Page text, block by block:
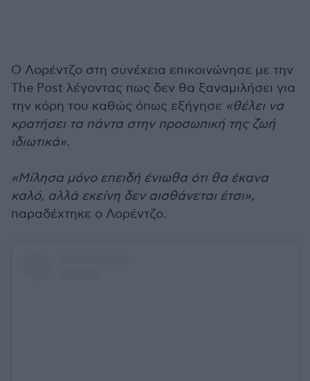
Ο Λορέντζο στη συνέχεια επικοινώνησε με την
The Post λέγοντας πως δεν θα ξαναμιλήσει για
την κόρη του καθώς όπως εξήγησε «θέλει να
κρατήσει τα πάντα στην προσωπική της ζωή
ιδιωτικά».
«Μίλησα μόνο επειδή ένιωθα ότι θα έκανα
καλό, αλλά εκείνη δεν αισθάνεται έτσι»,
παραδέχτηκε ο Λορέντζο.